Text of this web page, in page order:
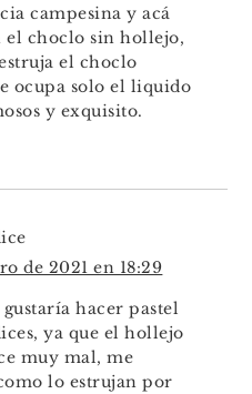
campesina y acá
el choclo sin hollejo,
el choclo
ocupa solo el liquido
y exquisito.
de 2021 en 18:29
hacer pastel
ya que el hollejo
muy mal, me
lo estrujan por